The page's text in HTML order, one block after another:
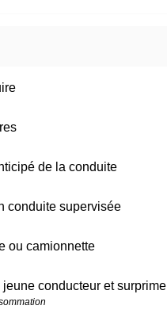
de la conduite
conduite supervisée
ou camionnette
conducteur et surprime